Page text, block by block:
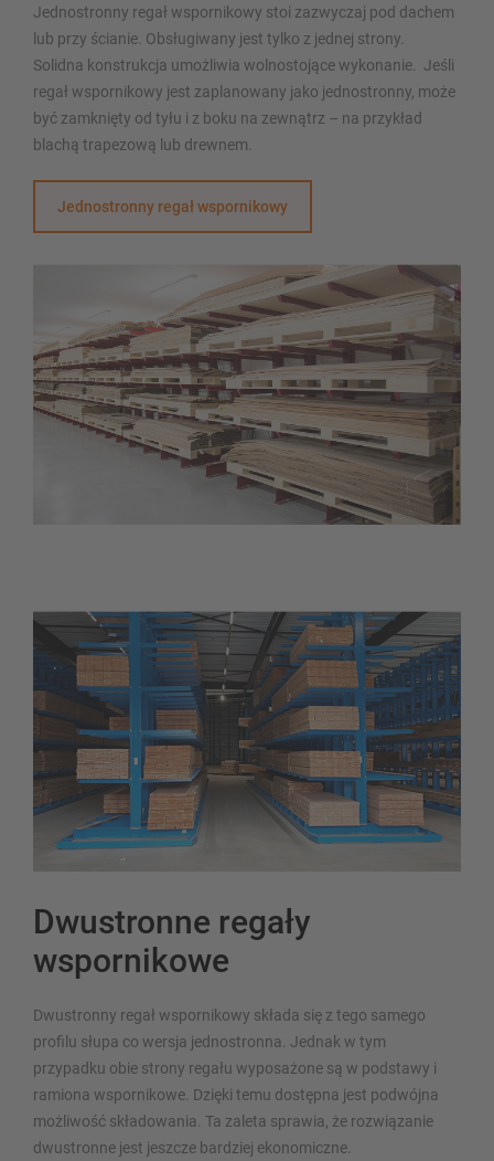
Jednostronny regał wspornikowy stoi zazwyczaj pod dachem
lub przy ścianie. Obsługiwany jest tylko z jednej strony.
Solidna konstrukcja umożliwia wolnostojące wykonanie. Jeśli
regał wspornikowy jest zaplanowany jako jednostronny, może
być zamknięty od tyłu i z boku na zewnątrz – na przykład
blachą trapezową lub drewnem.
Jednostronny regał wspornikowy
Dwustronne regały
wspornikowe
Dwustronny regał wspornikowy składa się z tego samego
profilu słupa co wersja jednostronna. Jednak w tym
przypadku obie strony regału wyposażone są w podstawy i
ramiona wspornikowe. Dzięki temu dostępna jest podwójna
możliwość składowania. Ta zaleta sprawia, że rozwiązanie
dwustronne jest jeszcze bardziej ekonomiczne.